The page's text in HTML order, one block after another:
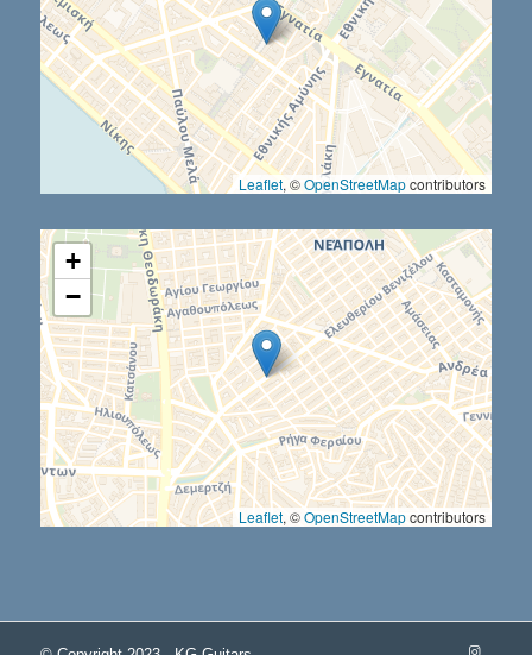
Leaflet, ©OpenStreetMapcontributors
+
−
Leaflet, ©OpenStreetMapcontributors